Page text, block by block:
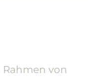
Rahmen von